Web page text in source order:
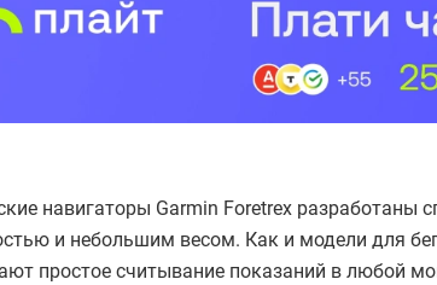
навигаторы Garmin Foretrex разработаны
и небольшим весом. Как и модели для
простое считывание показаний в любой